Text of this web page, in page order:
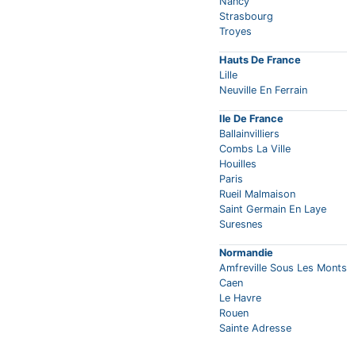
Strasbourg
Troyes
Hauts De France
Lille
Neuville En Ferrain
Ile De France
Ballainvilliers
Combs La Ville
Houilles
Paris
Rueil Malmaison
Saint Germain En Laye
Suresnes
Normandie
Amfreville Sous Les Monts
Caen
Le Havre
Rouen
Sainte Adresse